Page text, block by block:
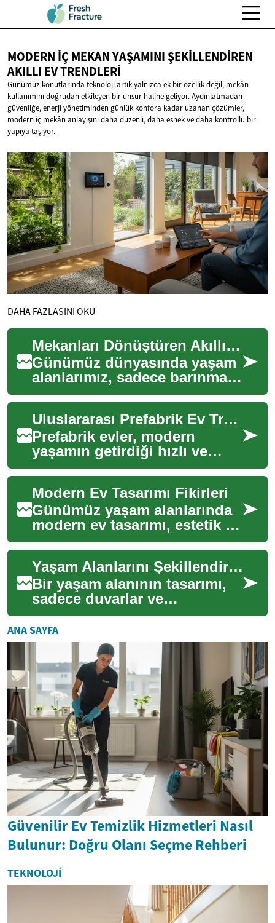
MODERN İÇ MEKAN YAŞAMINI ŞEKILLENDIREN
AKILLI EV TRENDLERI
Günümüz konutlarında teknoloji artık yalnızca ek bir özellik değil, mekân
kullanımını doğrudan etkileyen bir unsur haline geliyor. Aydınlatmadan
güvenliğe, enerji yönetiminden günlük konfora kadar uzanan çözümler,
modern iç mekân anlayışını daha düzenli, daha esnek ve daha kontrollü bir
yapıya taşıyor.
DAHA FAZLASINI OKU
Mekanları Dönüştüren Akıllı Tasarım Fikirleri
Günümüz dünyasında yaşam
alanlarımız, sadece barınma
ihtiyacımızı karşılamakla
kalmıyor, aynı zamanda ruh
halimizi, v...
Uluslararası Prefabrik Ev Trendleri ve Uygulamaları
Prefabrik evler, modern
yaşamın getirdiği hızlı ve
sürdürülebilir konut
ihtiyaçlarına pratik çözümler
sunan yapılar b...
Modern Ev Tasarımı Fikirleri
Günümüz yaşam alanlarında
modern ev tasarımı, estetik ve
işlevselliği bir araya getiren
önemli bir yaklaşımdır.
Minim...
Yaşam Alanlarını Şekillendiren Tasarım İlkeleri
Bir yaşam alanının tasarımı,
sadece duvarlar ve
mobilyalardan ibaret değildir;
aynı zamanda o mekanda
yaşayanların ru...
ANA SAYFA
Güvenilir Ev Temizlik Hizmetleri Nasıl
Bulunur: Doğru Olanı Seçme Rehberi
TEKNOLOJI